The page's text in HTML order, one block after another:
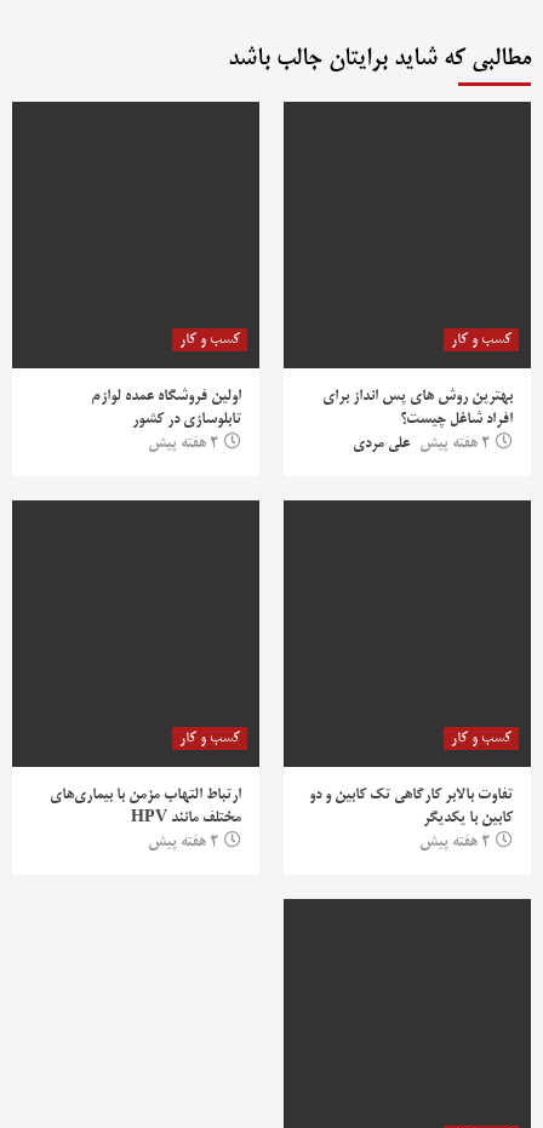
مطالبی که شاید برایتان جالب باشد
کسب و کار
بهترین روش‌ های پس‌ انداز برای
افراد شاغل چیست؟
2 هفته پیش
علی مردی
کسب و کار
اولین فروشگاه عمده لوازم
تابلوسازی در کشور
2 هفته پیش
کسب و کار
تفاوت بالابر کارگاهی تک کابین و دو
کابین با یکدیگر
2 هفته پیش
کسب و کار
ارتباط التهاب مزمن با بیماری‌های
مختلف مانند HPV
2 هفته پیش